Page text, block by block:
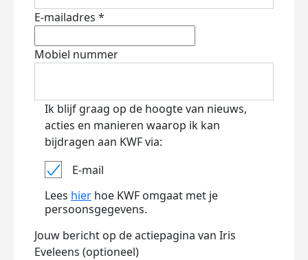
E-mailadres *
Mobiel nummer
Ik blijf graag op de hoogte van nieuws,
acties en manieren waarop ik kan
bijdragen aan KWF via:
E-mail
Lees hier hoe KWF omgaat met je
persoonsgegevens.
Jouw bericht op de actiepagina van Iris
Eveleens (optioneel)